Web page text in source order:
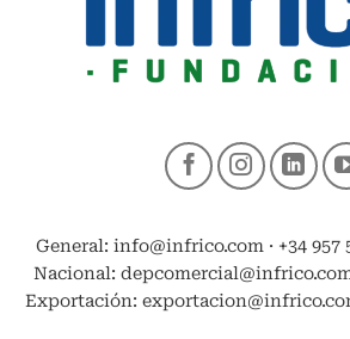
General: info@infrico.com · +34 957
Nacional: depcomercial@infrico.com
Exportación: exportacion@infrico.com